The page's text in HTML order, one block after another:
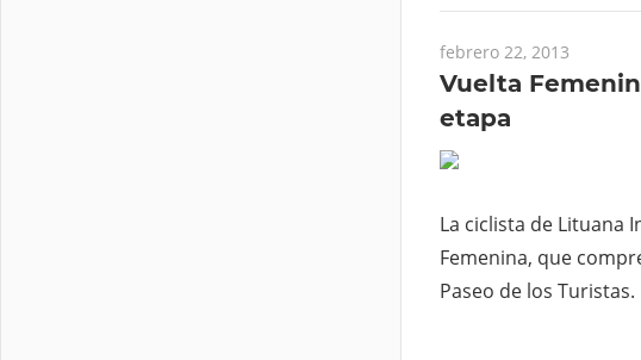
febrero 22, 2013
Vuelta
etapa
La ciclista de Lituana
Femenina, que
Paseo de los Turistas.